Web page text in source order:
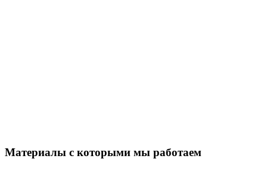
Материалы с которыми мы работаем